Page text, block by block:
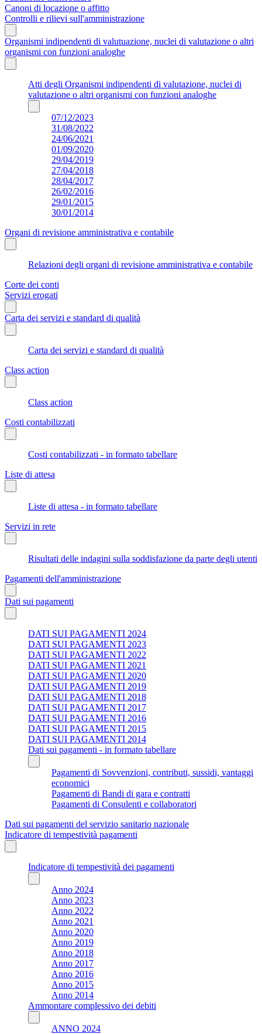
Canoni di locazione o affitto
Controlli e rilievi sull'amministrazione
Organismi indipendenti di valutuazione, nuclei di valutazione o altri
organismi con funzioni analoghe
Atti degli Organismi indipendenti di valutazione, nuclei di
valutazione o altri organismi con funzioni analoghe
07/12/2023
31/08/2022
24/06/2021
01/09/2020
29/04/2019
27/04/2018
28/04/2017
26/02/2016
29/01/2015
30/01/2014
Organi di revisione amministrativa e contabile
Relazioni degli organi di revisione amministrativa e contabile
Corte dei conti
Servizi erogati
Carta dei servizi e standard di qualità
Carta dei servizi e standard di qualità
Class action
Class action
Costi contabilizzati
Costi contabilizzati - in formato tabellare
Liste di attesa
Liste di attesa - in formato tabellare
Servizi in rete
Risultati delle indagini sulla soddisfazione da parte degli utenti
Pagamenti dell'amministrazione
Dati sui pagamenti
DATI SUI PAGAMENTI 2024
DATI SUI PAGAMENTI 2023
DATI SUI PAGAMENTI 2022
DATI SUI PAGAMENTI 2021
DATI SUI PAGAMENTI 2020
DATI SUI PAGAMENTI 2019
DATI SUI PAGAMENTI 2018
DATI SUI PAGAMENTI 2017
DATI SUI PAGAMENTI 2016
DATI SUI PAGAMENTI 2015
DATI SUI PAGAMENTI 2014
Dati sui pagamenti - in formato tabellare
Pagamenti di Sovvenzioni, contributi, sussidi, vantaggi
economici
Pagamenti di Bandi di gara e contratti
Pagamenti di Consulenti e collaboratori
Dati sui pagamenti del servizio sanitario nazionale
Indicatore di tempestività pagamenti
Indicatore di tempestività dei pagamenti
Anno 2024
Anno 2023
Anno 2022
Anno 2021
Anno 2020
Anno 2019
Anno 2018
Anno 2017
Anno 2016
Anno 2015
Anno 2014
Ammontare complessivo dei debiti
ANNO 2024